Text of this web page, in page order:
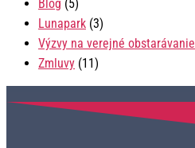
Blog (5)
Lunapark (3)
Výzvy na verejné obstarávanie
Zmluvy (11)